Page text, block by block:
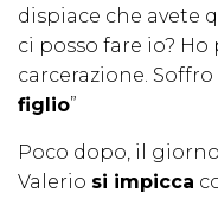
dispiace che avete
ci posso fare io?
carcerazione.
figlio”
Poco dopo, il
Valerio si impicca